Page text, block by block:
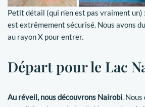
Petit détail (qui n’en est pas vraiment un)
est extrêmement sécurisé. Nous avons
au rayon X pour entrer.
Départ pour le Lac
Au réveil, nous découvrons Nairobi .